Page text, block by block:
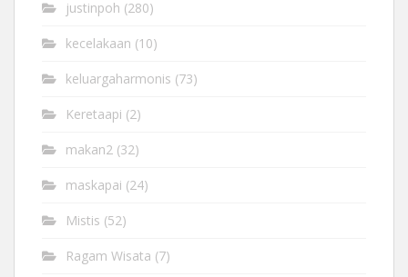
justinpoh (280)
kecelakaan (10)
keluargaharmonis (73)
Keretaapi (2)
makan2 (32)
maskapai (24)
Mistis (52)
Ragam Wisata (7)